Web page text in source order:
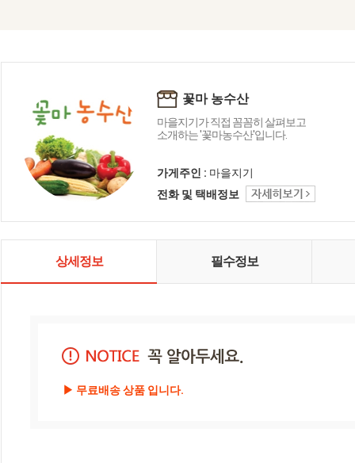
꽃마 농수산
마을지기가 직접 꼼꼼히 살펴보고
소개하는 '꽃마농수산'입니다.
가게주인 : 마을지기
전화 및 택배정보
상세정보 필수정보